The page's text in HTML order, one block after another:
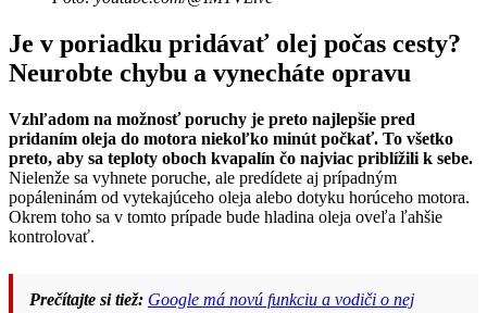
Je v poriadku pridávať olej počas cesty?
Neurobte chybu a vynecháte opravu
Vzhľadom na možnosť poruchy je preto najlepšie pred
pridaním oleja do motora niekoľko minút počkať. To všetko
preto, aby sa teploty oboch kvapalín čo najviac priblížili k sebe.
Nielenže sa vyhnete poruche, ale predídete aj prípadným
popáleninám od vytekajúceho oleja alebo dotyku horúceho motora.
Okrem toho sa v tomto prípade bude hladina oleja oveľa ľahšie
kontrolovať.
Prečítajte si tiež: Google má novú funkciu a vodiči o nej